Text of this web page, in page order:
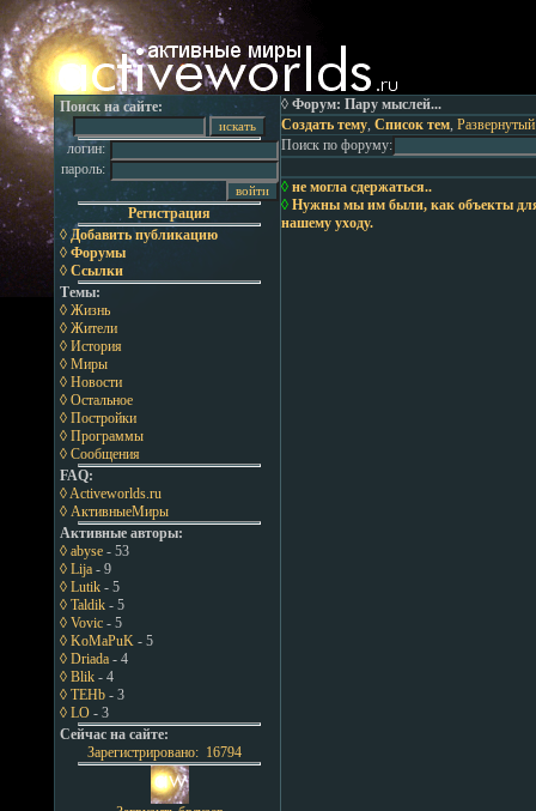
Поиск на сайте:
логин:
пароль:
Регистрация
◊ Добавить публикацию
◊ Форумы
◊ Ссылки
Темы:
◊ Жизнь
◊ Жители
◊ История
◊ Миры
◊ Новости
◊ Остальное
◊ Постройки
◊ Программы
◊ Сообщения
FAQ:
◊ Activeworlds.ru
◊ АктивныеМиры
Активные авторы:
◊ abyse - 53
◊ Lija - 9
◊ Lutik - 5
◊ Taldik - 5
◊ Vovic - 5
◊ KoMaPuK - 5
◊ Driada - 4
◊ Blik - 4
◊ TEHb - 3
◊ LO - 3
Сейчас на сайте:
Зарегистрировано: 16794
◊ Форум: Пару мыслей...
Создать тему, Список тем,
Поиск по форуму:
◊ не могла сдержаться..
◊ Нужны мы им были, как объекты
нашему уходу.